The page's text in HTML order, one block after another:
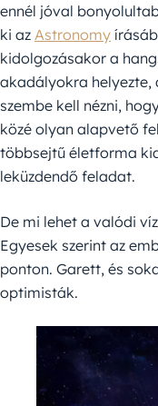
ennél jóval
ki az Astronomy
kidolgozásakor a
akadályokra helyezte,
szembe kell nézni,
közé olyan alapvető
többsejtű életforma
leküzdendő feladat.
De mi lehet a valódi
Egyesek szerint az
ponton. Garett, és
optimisták.